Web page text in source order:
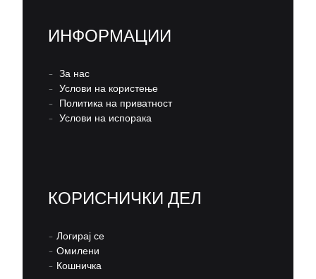
ИНФОРМАЦИИ
– За нас
– Услови на користење
– Политика на приватност
– Услови на испорака
КОРИСНИЧКИ ДЕЛ
– Логирај се
– Омилени
– Кошничка